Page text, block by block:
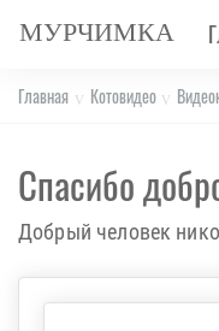
МУРЧИМКА
Главная Котовидео
Спасибо
Добрый человек